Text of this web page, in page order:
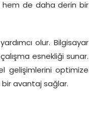
hem de daha derin bir
olur. Bilgisayar
esnekliği sunar.
gelişimlerini optimize
bir avantaj sağlar.